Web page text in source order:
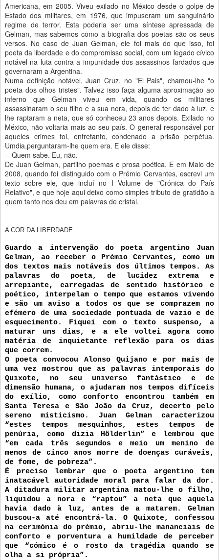
Americana, em 2005. Viveu exilado no México desde o golpe de
Estado dos militares, em 1976, que impuseram um sanguinário
regime de terror. Esta poderia ser uma síntese apressada de
Gelman, mas sabemos como a biografia dos poetas são os seus
versos. No caso de Juan Gelman, ele foi mais do que isso, foi
poeta da liberdade e do compromisso social, com um legado cívico
notável na luta contra a impunidade dos assassinos fardados que
governaram a Argentina.
Numa definição notável, Juan Cruz, no "El Pais", chamou-lhe "o
poeta dos olhos tristes". Talvez isso faça alguma aproximação ao
inferno que Gelman viveu em vida, quando os militares
assassinaram o seu filho e a sua nora, depois de ter dado à luz, e
lhe raptaram a neta, que só conheceu 23 anos depois. Exilado no
México, não voltaria mais ao seu país. O general responsável por
aqueles crimes foi, entretanto, condenado a prisão perpétua.
Umdia,perguntaram-lhe quem era. E ele disse:
-- Quem sabe. Eu, não.
De Juan Gelman, partilho poemas e prosa poética. E em Maio de
2008, quando foi distinguido com o Prémio Cervantes, escrevi um
texto sobre ele, que incluí no I Volume de "Crónica do País
Relativo", e que hoje aqui deixo como simples tributo de gratidão a
quem tanto nos deu em palavras de cristal.
A COR DA LIBERDADE
Guardo a intervenção do poeta argentino Juan
Gelman, ao receber o Prémio Cervantes, como um
dos textos mais notáveis dos últimos tempos. As
palavras do poeta, de lucidez extrema e
arrepiante, carregadas de sentido histórico e
poético, interpelam o tempo que estamos vivendo
e são um aviso a todos os que se comprazem no
efémero de uma sociedade pontuada de vazio e de
esquecimento. Fiquei com o texto suspenso, a
maturar uns dias, e a ele voltei agora como
matéria de inquietante reflexão para os dias
que correm.
O poeta convocou Alonso Quijano e por mais de
uma vez mostrou que as palavras intemporais do
Quixote, no seu universo fantástico e de
dimensão humana, o ajudaram nos tempos difíceis
do exílio, como conforto encontrou também em
Santa Teresa e São João da Cruz, decerto pelo
sereno misticismo. Juan Gelman caracterizou
“estes tempos mesquinhos, estes tempos de
penúria, como dizia Hölderlin” e lembrou que
“em cada três segundos e meio um menino de
menos de cinco anos morre de doenças curáveis,
de fome, de pobreza”.
É preciso lembrar que o poeta argentino tem
inatacável autoridade moral para falar da dor.
A ditadura militar argentina matou-lhe o filho,
liquidou a nora e “raptou” a neta que aquela
havia dado à luz, antes de a matarem. Gelman
buscou-a até encontrá-la. O Quixote, confessou
na cerimónia do prémio, abriu-lhe mananciais de
conforto e porventura a humildade de perceber
que “cómico é o rosto da tragédia quando se
olha a si própria”.